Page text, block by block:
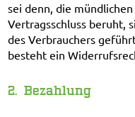
sei denn, die
Vertragsschluss beruht,
des Verbrauchers
besteht ein
2. Bezahlung